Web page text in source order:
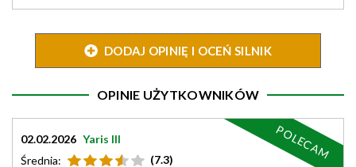
DODAJ OPINIĘ I OCEŃ SILNIK
OPINIE UŻYTKOWNIKÓW
02.02.2026 Yaris III
Średnia:
(7.3) POLECAM